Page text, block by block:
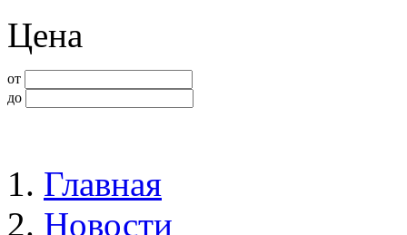
Цена
от
до
Главная
Новости